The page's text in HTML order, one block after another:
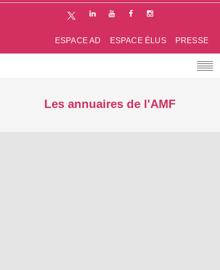
PRESSE
ESPACE ÉLUS
ESPACE AD
Les annuaires de l'AMF